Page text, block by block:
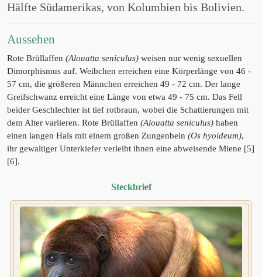
Hälfte Südamerikas, von Kolumbien bis Bolivien.
Aussehen
Rote Brüllaffen (Alouatta seniculus) weisen nur wenig sexuellen
Dimorphismus auf. Weibchen erreichen eine Körperlänge von 46 -
57 cm, die größeren Männchen erreichen 49 - 72 cm. Der lange
Greifschwanz erreicht eine Länge von etwa 49 - 75 cm. Das Fell
beider Geschlechter ist tief rotbraun, wobei die Schattierungen mit
dem Alter variieren. Rote Brüllaffen (Alouatta seniculus) haben
einen langen Hals mit einem großen Zungenbein (Os hyoideum),
ihr gewaltiger Unterkiefer verleiht ihnen eine abweisende Miene [5]
[6].
Steckbrief